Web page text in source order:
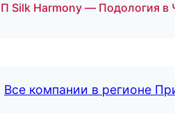
Silk Harmony — Подология в
Все компании в регионе